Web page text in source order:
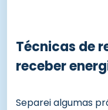
Técnicas de
receber
Separei algumas